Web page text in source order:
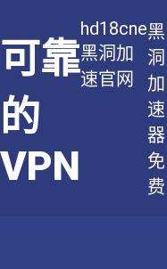
可靠
的
VPN
hd18cne
黑洞加
速官网
黑
洞
加
速
器
免
费